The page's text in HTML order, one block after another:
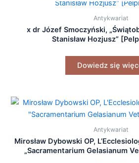
Antykwariat
x dr Józef Smoczyński,
Stanisław Hozjusz”
Dowiedz się
Antykwariat
Mirosław Dybowski OP,
„Sacramentarium Gelasianum